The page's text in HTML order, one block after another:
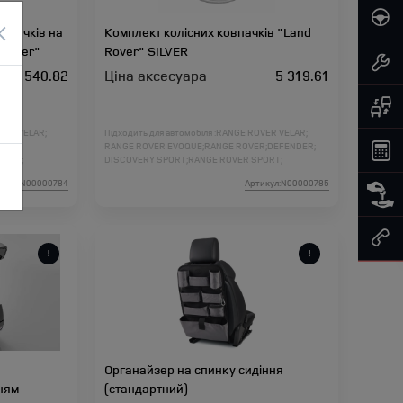
на
Rover"
2 540.82
VELAR;
Комплект колісних ковпачків "Land
Rover" SILVER
Ціна аксесуара 5 319.61
Підходить для автомобіля : RANGE ROVER VELAR;
RANGE ROVER EVOQUE; RANGE ROVER; DEFENDER;
DISCOVERY SPORT; RANGE ROVER SPORT;
RANGE ROVER SPORT L461;
Артикул:N00000785
Органайзер на спинку сидіння
(стандартний)